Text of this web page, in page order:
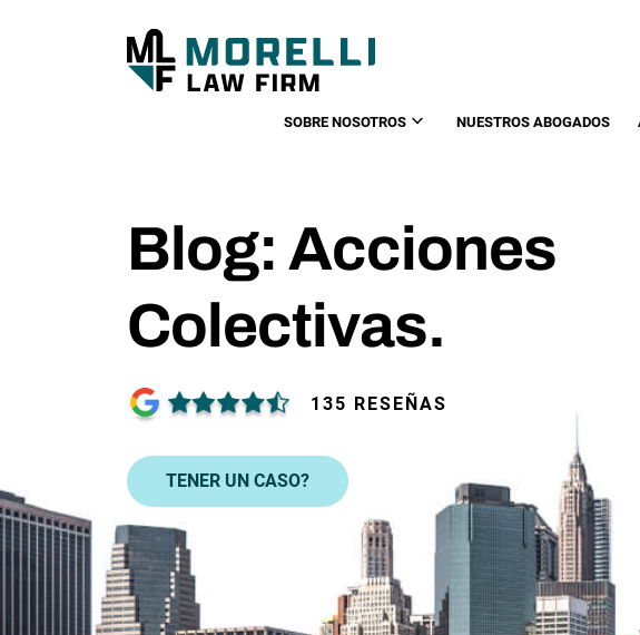
SOBRE NOSOTROS NUESTROS ABOGADOS
Blog: Acciones
Colectivas.
135 RESEÑAS
TENER UN CASO?